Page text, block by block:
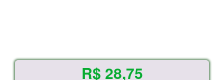
R$ 28,75